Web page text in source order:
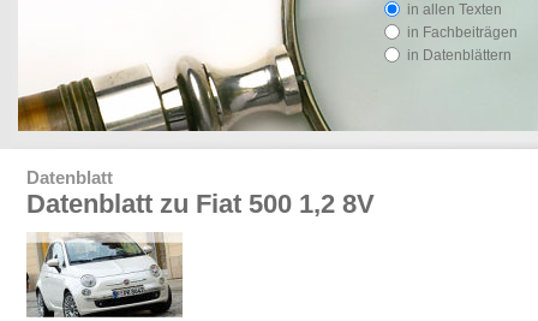
in allen Texten
in Fachbeiträgen
in Datenblättern
Datenblatt
Datenblatt zu Fiat 500 1,2 8V